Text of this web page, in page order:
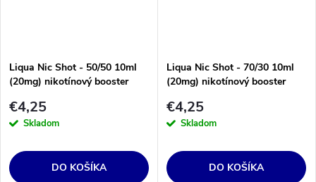
Liqua Nic Shot - 50/50 10ml
(20mg) nikotínový booster
€4,25
Skladom
DO KOŠÍKA
Liqua Nic Shot - 70/30 10ml
(20mg) nikotínový booster
€4,25
Skladom
DO KOŠÍKA